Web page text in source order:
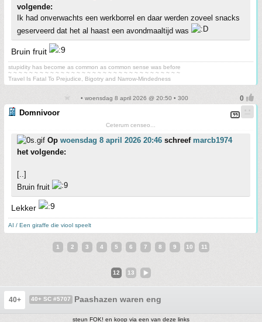
volgende:
Ik had onverwachts een werkborrel en daar werden zoveel snacks
geserveerd dat het al haast een avondmaaltijd was
Bruin fruit
stupidity has become as common as common sense was before
~ ~ ~ ~ ~ ~ ~ ~ ~ ~ ~ ~ ~ ~ ~ ~ ~ ~ ~ ~ ~ ~ ~ ~ ~ ~ ~ ~ ~ ~ ~ ~ ~
Travel Is Fatal To Prejudice, Bigotry and Narrow-Mindedness
• woensdag 8 april 2026 @ 20:50 • 300
Domnivoor
Ceterum censeo...
Op woensdag 8 april 2026 20:46 schreef marcb1974
het volgende:
[..]
Bruin fruit
Lekker
AI / Een giraffe die viool speelt
1 2 3 4 5 6 7 8 9 10 11
12 13
40+ 40+ SC #5707 Paashazen waren eng
steun FOK! en koop via een van deze links